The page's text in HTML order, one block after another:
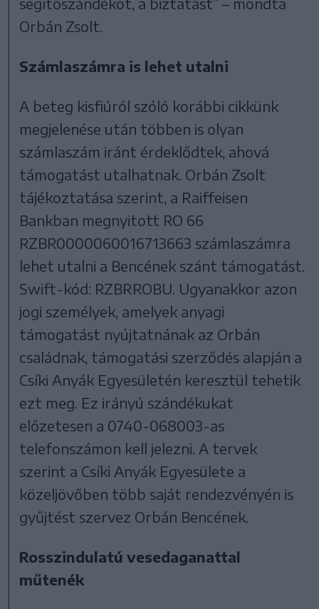
Orbán Zsolt.
Számlaszámra is lehet utalni
A beteg kisfiúról szóló korábbi cikkünk
megjelenése után többen is olyan
számlaszám iránt érdeklődtek, ahová
támogatást utalhatnak. Orbán Zsolt
tájékoztatása szerint, a Raiffeisen
Bankban megnyitott RO 66
RZBR0000060016713663 számlaszámra
lehet utalni a Bencének szánt támogatást.
Swift-kód: RZBRROBU. Ugyanakkor azon
jogi személyek, amelyek anyagi
támogatást nyújtatnának az Orbán
családnak, támogatási szerződés alapján a
Csíki Anyák Egyesületén keresztül tehetik
ezt meg. Ez irányú szándékukat
előzetesen a 0740-068003-as
telefonszámon kell jelezni. A tervek
szerint a Csíki Anyák Egyesülete a
közeljövőben több saját rendezvényén is
gyűjtést szervez Orbán Bencének.
Rosszindulatú vesedaganattal
műtenék